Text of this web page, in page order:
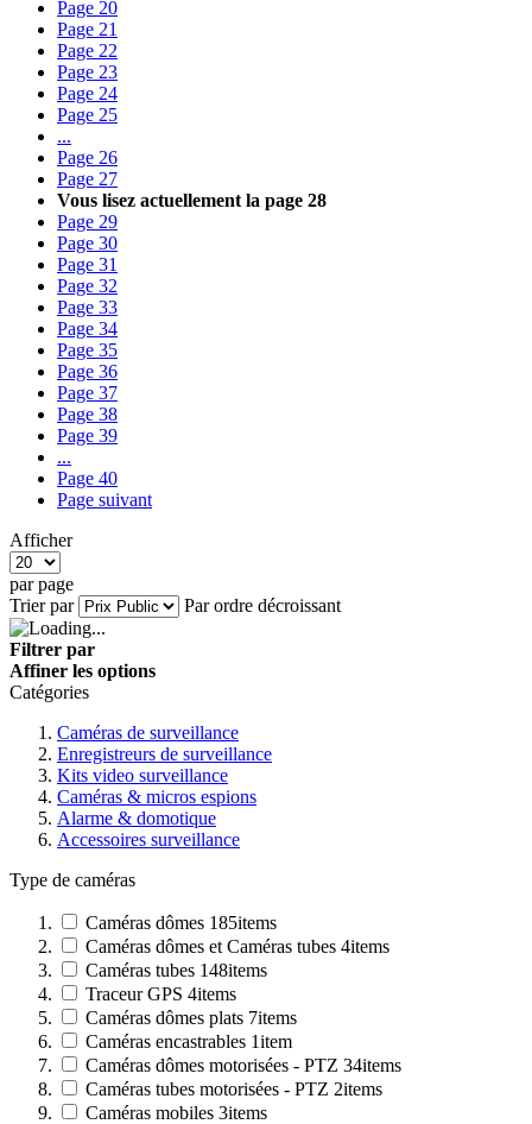
Page 20
Page 21
Page 22
Page 23
Page 24
Page 25
...
Page 26
Page 27
Vous lisez actuellement la page 28
Page 29
Page 30
Page 31
Page 32
Page 33
Page 34
Page 35
Page 36
Page 37
Page 38
Page 39
...
Page 40
Page suivant
Afficher
par page
Trier par
Par ordre décroissant
Filtrer par
Affiner les options
Catégories
Caméras de surveillance
Enregistreurs de surveillance
Kits video surveillance
Caméras & micros espions
Alarme & domotique
Accessoires surveillance
Type de caméras
Caméras dômes 185items
Caméras dômes et Caméras tubes 4items
Caméras tubes 148items
Traceur GPS 4items
Caméras dômes plats 7items
Caméras encastrables 1item
Caméras dômes motorisées - PTZ 34items
Caméras tubes motorisées - PTZ 2items
Caméras mobiles 3items